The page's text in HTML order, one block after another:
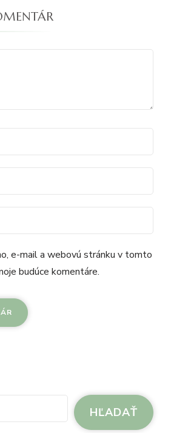
e-mail a webovú stránku v tomto
budúce komentáre.
HĽADAŤ